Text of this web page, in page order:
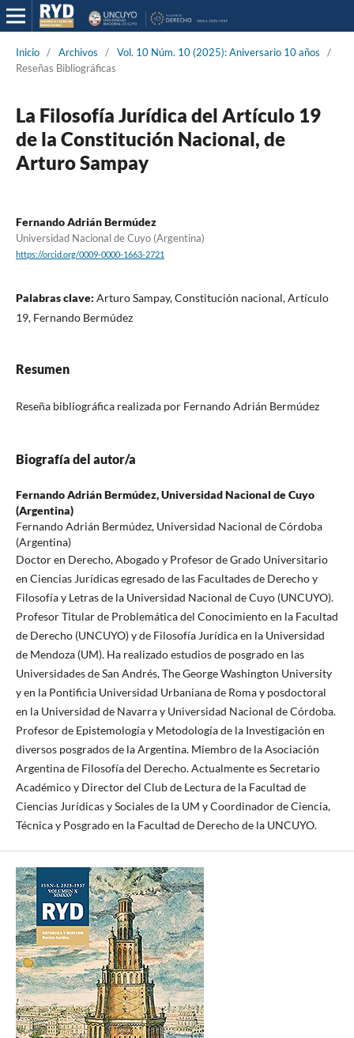
Inicio / Archivos / Vol. 10 Núm. 10 (2025): Aniversario 10 años
/
Reseñas Bibliográficas
La Filosofía Jurídica del Artículo 19
de la Constitución Nacional, de
Arturo Sampay
Fernando Adrián Bermúdez
Universidad Nacional de Cuyo (Argentina)
https://orcid.org/0009-0000-1663-2721
Palabras clave: Arturo Sampay, Constitución nacional, Artículo
19, Fernando Bermúdez
Resumen
Reseña bibliográfica realizada por Fernando Adrián Bermúdez
Biografía del autor/a
Fernando Adrián Bermúdez,Universidad Nacional de Cuyo
(Argentina)
Fernando Adrián Bermúdez, Universidad Nacional de Córdoba
(Argentina)
Doctor en Derecho, Abogado y Profesor de Grado Universitario
en Ciencias Jurídicas egresado de las Facultades de Derecho y
Filosofía y Letras de la Universidad Nacional de Cuyo (UNCUYO).
Profesor Titular de Problemática del Conocimiento en la Facultad
de Derecho (UNCUYO) y de Filosofía Jurídica en la Universidad
de Mendoza (UM). Ha realizado estudios de posgrado en las
Universidades de San Andrés, The George Washington University
y en la Pontificia Universidad Urbaniana de Roma y posdoctoral
en la Universidad de Navarra y Universidad Nacional de Córdoba.
Profesor de Epistemología y Metodología de la Investigación en
diversos posgrados de la Argentina. Miembro de la Asociación
Argentina de Filosofía del Derecho. Actualmente es Secretario
Académico y Director del Club de Lectura de la Facultad de
Ciencias Jurídicas y Sociales de la UM y Coordinador de Ciencia,
Técnica y Posgrado en la Facultad de Derecho de la UNCUYO.